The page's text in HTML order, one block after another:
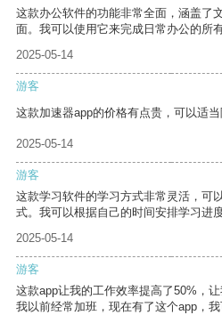
这款办公软件的功能非常全面，涵盖了
面。我可以使用它来完成日常办公的所
2025-05-14
游客
这款加速器app的价格有点贵，可以适
2025-05-14
游客
这款学习软件的学习方式非常灵活，可
式。我可以根据自己的时间安排学习进度
2025-05-14
游客
这款app让我的工作效率提高了50%，
我以前经常加班，现在有了这个app，